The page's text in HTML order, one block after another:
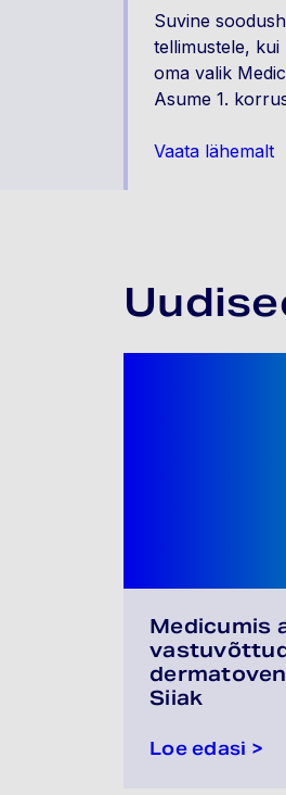
Suvine
tellimustele, kui
oma valik
Asume 1.
Vaata lähemalt
Medicumis
Siiak
Loe edasi >